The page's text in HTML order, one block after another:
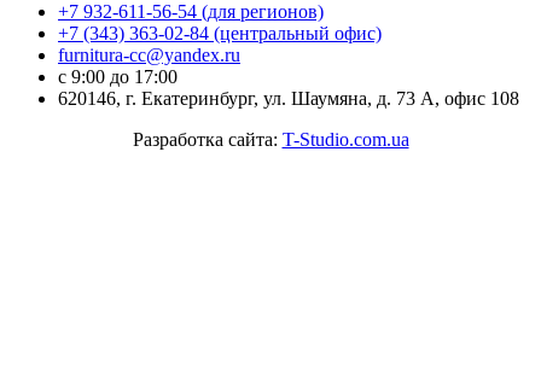
+7 932-611-56-54 (для регионов)
+7 (343) 363-02-84 (центральный офис)
furnitura-cc@yandex.ru
с 9:00 до 17:00
620146, г. Екатеринбург, ул. Шаумяна, д. 73 А, офис 108
Разработка сайта: T-Studio.com.ua